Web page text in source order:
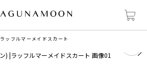
ラッフルマーメイドスカート